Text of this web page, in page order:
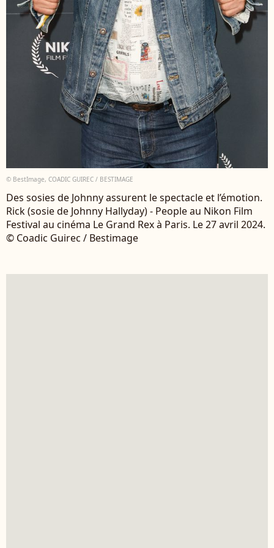
© BestImage, COADIC GUIREC / BESTIMAGE
Des sosies de Johnny assurent le spectacle et l’émotion.
Rick (sosie de Johnny Hallyday) - People au Nikon Film
Festival au cinéma Le Grand Rex à Paris. Le 27 avril 2024.
© Coadic Guirec / Bestimage